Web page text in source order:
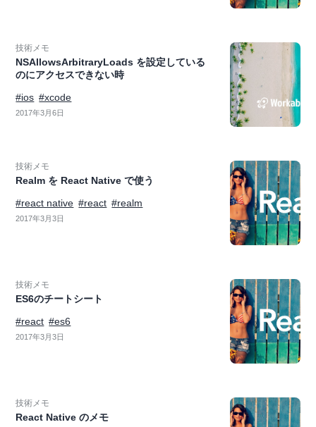
技術メモ
NSAllowsArbitraryLoads を設定している
のにアクセスできない時
#ios #xcode
2017年3月6日
技術メモ
Realm を React Native で使う
#react native #react #realm
2017年3月3日
技術メモ
ES6のチートシート
#react #es6
2017年3月3日
技術メモ
React Native のメモ